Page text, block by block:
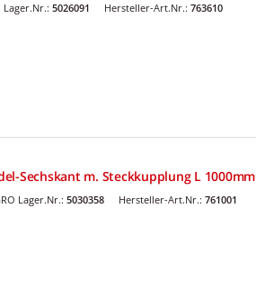
Lager.Nr.: 5026091 Hersteller-Art.Nr.: 763610
Sechskant m. Steckkupplung L 1000mm
Lager.Nr.: 5030358 Hersteller-Art.Nr.: 761001